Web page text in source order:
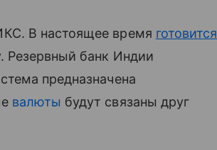
В настоящее время готовится
Резервный банк Индии
предназначена
валюты будут связаны друг